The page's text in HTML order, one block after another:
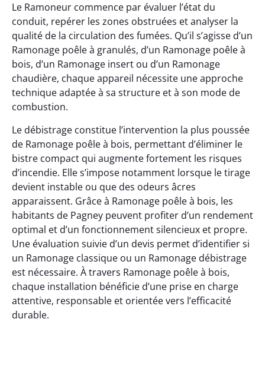
Le Ramoneur commence par évaluer l’état du
conduit, repérer les zones obstruées et analyser la
qualité de la circulation des fumées. Qu’il s’agisse d’un
Ramonage poêle à granulés, d’un Ramonage poêle à
bois, d’un Ramonage insert ou d’un Ramonage
chaudière, chaque appareil nécessite une approche
technique adaptée à sa structure et à son mode de
combustion.
Le débistrage constitue l’intervention la plus poussée
de Ramonage poêle à bois, permettant d’éliminer le
bistre compact qui augmente fortement les risques
d’incendie. Elle s’impose notamment lorsque le tirage
devient instable ou que des odeurs âcres
apparaissent. Grâce à Ramonage poêle à bois, les
habitants de Pagney peuvent profiter d’un rendement
optimal et d’un fonctionnement silencieux et propre.
Une évaluation suivie d’un devis permet d’identifier si
un Ramonage classique ou un Ramonage débistrage
est nécessaire. À travers Ramonage poêle à bois,
chaque installation bénéficie d’une prise en charge
attentive, responsable et orientée vers l’efficacité
durable.